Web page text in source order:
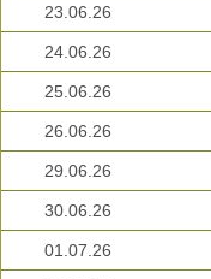
23.06.26
24.06.26
25.06.26
26.06.26
29.06.26
30.06.26
01.07.26